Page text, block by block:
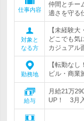
仕事内容
仲間とチー
適さを守る
対象と
なる方
【未経験
どこでも
カジュアル
勤務地
【転勤な
ビル・商業
給与
月給21万
UP！ 3月